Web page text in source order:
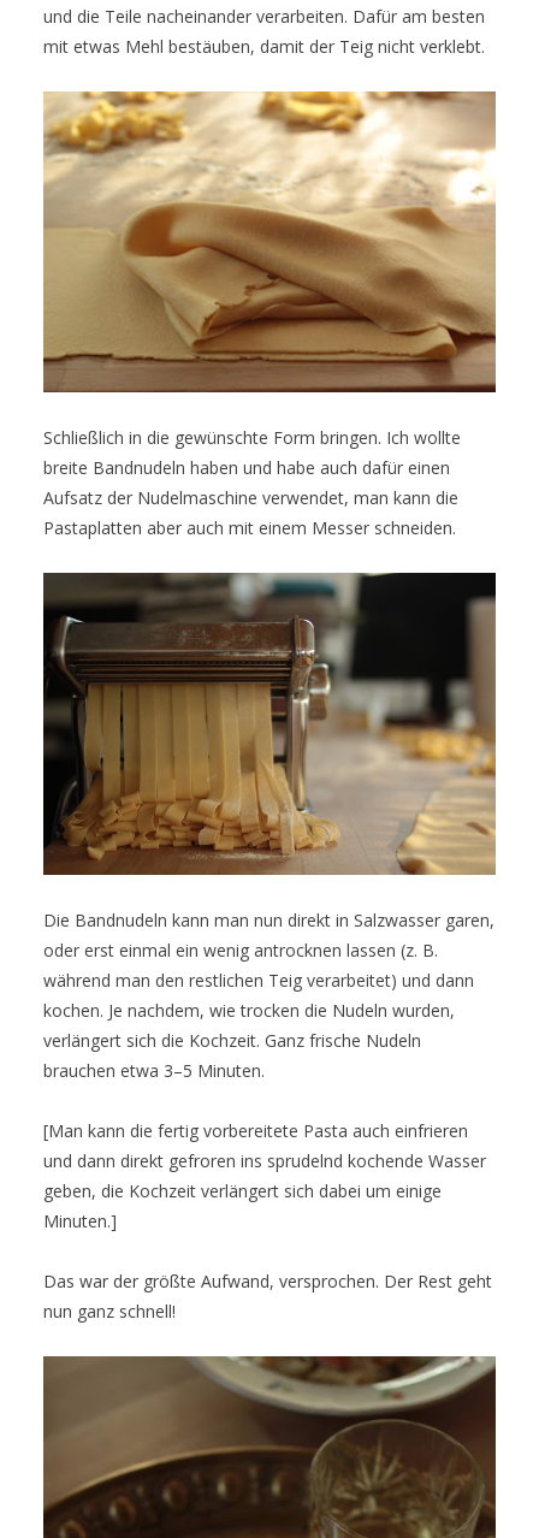
und die Teile nacheinander verarbeiten. Dafür am besten
mit etwas Mehl bestäuben, damit der Teig nicht verklebt.
Schließlich in die gewünschte Form bringen. Ich wollte
breite Bandnudeln haben und habe auch dafür einen
Aufsatz der Nudelmaschine verwendet, man kann die
Pastaplatten aber auch mit einem Messer schneiden.
Die Bandnudeln kann man nun direkt in Salzwasser garen,
oder erst einmal ein wenig antrocknen lassen (z. B.
während man den restlichen Teig verarbeitet) und dann
kochen. Je nachdem, wie trocken die Nudeln wurden,
verlängert sich die Kochzeit. Ganz frische Nudeln
brauchen etwa 3–5 Minuten.
[Man kann die fertig vorbereitete Pasta auch einfrieren
und dann direkt gefroren ins sprudelnd kochende Wasser
geben, die Kochzeit verlängert sich dabei um einige
Minuten.]
Das war der größte Aufwand, versprochen. Der Rest geht
nun ganz schnell!